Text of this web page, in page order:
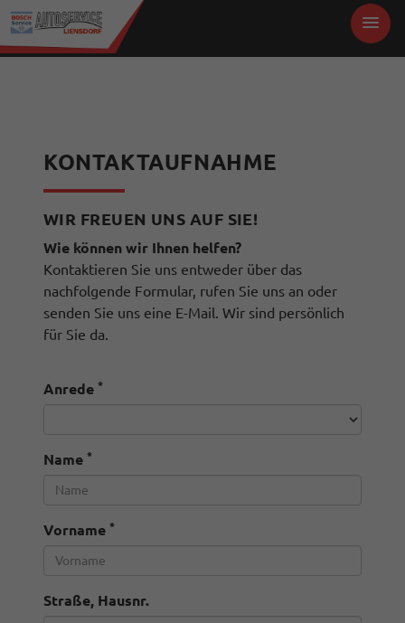
KONTAKTAUFNAHME
WIR FREUEN UNS AUF SIE!
Wie können wir Ihnen helfen?
Kontaktieren Sie uns entweder über das
nachfolgende Formular, rufen Sie uns an oder
senden Sie uns eine E-Mail. Wir sind persönlich
für Sie da.
Anrede *
Name *
Vorname *
Straße, Hausnr.